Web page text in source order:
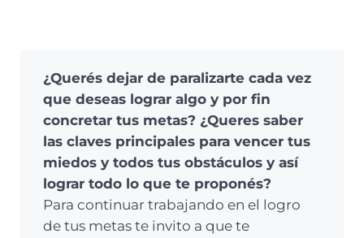
¿Querés dejar de paralizarte cada vez
que deseas lograr algo y por fin
concretar tus metas? ¿Queres saber
las claves principales para vencer tus
miedos y todos tus obstáculos y así
lograr todo lo que te proponés?
Para continuar trabajando en el logro
de tus metas te invito a que te